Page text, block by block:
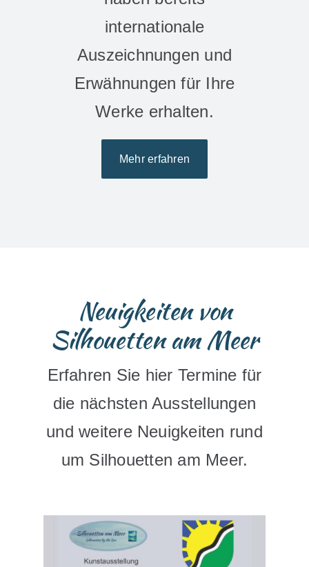
internationale
Auszeichnungen und
Erwähnungen für Ihre
Werke erhalten.
Mehr erfahren
Neuigkeiten von
Silhouetten am Meer
Erfahren Sie hier Termine für
die nächsten Ausstellungen
und weitere Neuigkeiten rund
um Silhouetten am Meer.